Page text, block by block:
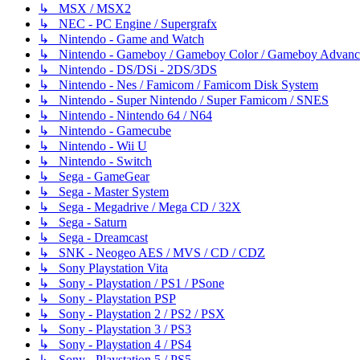
↳ MSX / MSX2
↳ NEC - PC Engine / Supergrafx
↳ Nintendo - Game and Watch
↳ Nintendo - Gameboy / Gameboy Color / Gameboy
↳ Nintendo - DS/DSi - 2DS/3DS
↳ Nintendo - Nes / Famicom / Famicom Disk System
↳ Nintendo - Super Nintendo / Super Famicom / SNES
↳ Nintendo - Nintendo 64 / N64
↳ Nintendo - Gamecube
↳ Nintendo - Wii U
↳ Nintendo - Switch
↳ Sega - GameGear
↳ Sega - Master System
↳ Sega - Megadrive / Mega CD / 32X
↳ Sega - Saturn
↳ Sega - Dreamcast
↳ SNK - Neogeo AES / MVS / CD / CDZ
↳ Sony Playstation Vita
↳ Sony - Playstation / PS1 / PSone
↳ Sony - Playstation PSP
↳ Sony - Playstation 2 / PS2 / PSX
↳ Sony - Playstation 3 / PS3
↳ Sony - Playstation 4 / PS4